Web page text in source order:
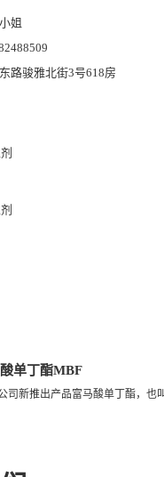
姐
路骏雅北街3号618房
单丁酯MBF
司新推出产品富马酸单丁酯，也